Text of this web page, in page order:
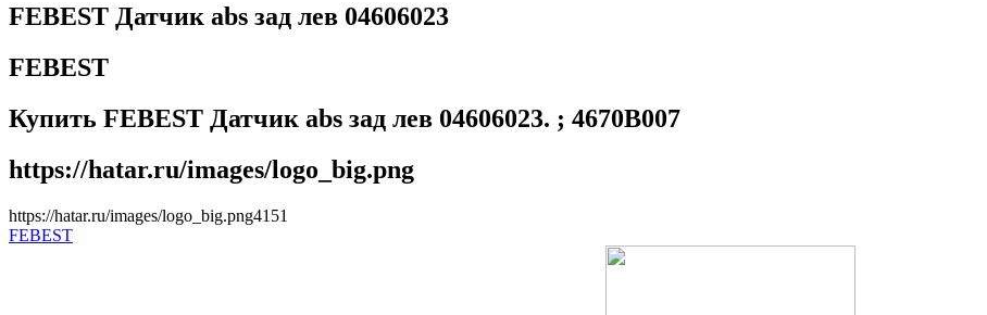
FEBEST Датчик abs зад лев 04606023
FEBEST
Купить FEBEST Датчик abs зад лев 04606023. ; 4670B007
https://hatar.ru/images/logo_big.png
https://hatar.ru/images/logo_big.png41 51
FEBEST